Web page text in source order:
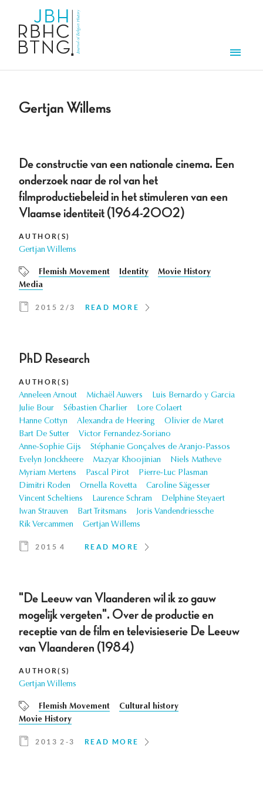
Gertjan Willems
De constructie van een nationale cinema. Een
onderzoek naar de rol van het
filmproductiebeleid in het stimuleren van een
Vlaamse identiteit (1964-2002)
AUTHOR(S)
Gertjan Willems
Flemish Movement Identity
Movie History
Media
2015 2/3 READ MORE
PhD Research
AUTHOR(S)
Anneleen Arnout Michaël Auwers
Luis Bernardo y Garcia
Julie Bour
Sébastien Charlier
Lore Colaert
Hanne Cottyn
Alexandra de Heering
Olivier de Maret
Bart De Sutter
Victor Fernandez-Soriano
Anne-Sophie Gijs
Stéphanie Gonçalves de Aranjo-Passos
Evelyn Jonckheere
Mazyar Khoojinian
Niels Matheve
Myriam Mertens
Pascal Pirot
Pierre-Luc Plasman
Dimitri Roden
Ornella Rovetta
Caroline Sägesser
Vincent Scheltiens
Laurence Schram
Delphine Steyaert
Iwan Strauven
Bart Tritsmans
Joris Vandendriessche
Rik Vercammen
Gertjan Willems
2015 4 READ MORE
"De Leeuw van Vlaanderen wil ik zo gauw
mogelijk vergeten". Over de productie en
receptie van de film en televisieserie De Leeuw
van Vlaanderen (1984)
AUTHOR(S)
Gertjan Willems
Flemish Movement
Cultural history
Movie History
2013 2-3 READ MORE